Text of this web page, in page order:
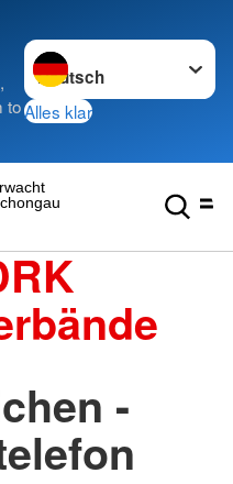
to
Sprache wechseln zu
Alles klar
-